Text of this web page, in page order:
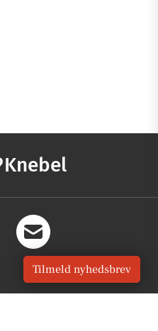
Knebel
Tilmeld nyhedsbrev